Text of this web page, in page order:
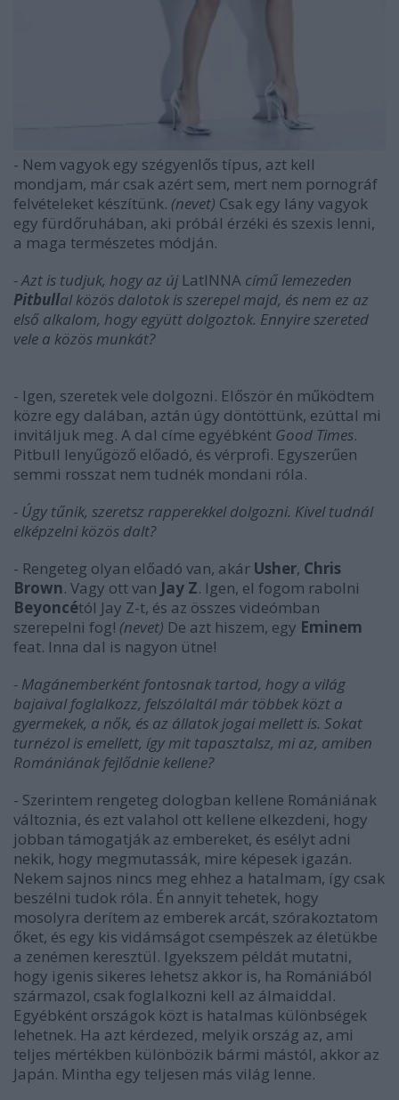
- Nem vagyok egy szégyenlős típus, azt kell
mondjam, már csak azért sem, mert nem pornográf
felvételeket készítünk. (nevet) Csak egy lány vagyok
egy fürdőruhában, aki próbál érzéki és szexis lenni,
a maga természetes módján.
- Azt is tudjuk, hogy az új LatINNA című lemezeden
Pitbullal közös dalotok is szerepel majd, és nem ez az
első alkalom, hogy együtt dolgoztok. Ennyire szereted
vele a közös munkát?
- Igen, szeretek vele dolgozni. Először én működtem
közre egy dalában, aztán úgy döntöttünk, ezúttal mi
invitáljuk meg. A dal címe egyébként Good Times.
Pitbull lenyűgöző előadó, és vérprofi. Egyszerűen
semmi rosszat nem tudnék mondani róla.
- Úgy tűnik, szeretsz rapperekkel dolgozni. Kivel tudnál
elképzelni közös dalt?
- Rengeteg olyan előadó van, akár Usher, Chris
Brown. Vagy ott van Jay Z. Igen, el fogom rabolni
Beyoncétól Jay Z-t, és az összes videómban
szerepelni fog! (nevet) De azt hiszem, egy Eminem
feat. Inna dal is nagyon ütne!
- Magánemberként fontosnak tartod, hogy a világ
bajaival foglalkozz, felszólaltál már többek közt a
gyermekek, a nők, és az állatok jogai mellett is. Sokat
turnézol is emellett, így mit tapasztalsz, mi az, amiben
Romániának fejlődnie kellene?
- Szerintem rengeteg dologban kellene Romániának
változnia, és ezt valahol ott kellene elkezdeni, hogy
jobban támogatják az embereket, és esélyt adni
nekik, hogy megmutassák, mire képesek igazán.
Nekem sajnos nincs meg ehhez a hatalmam, így csak
beszélni tudok róla. Én annyit tehetek, hogy
mosolyra derítem az emberek arcát, szórakoztatom
őket, és egy kis vidámságot csempészek az életükbe
a zenémen keresztül. Igyekszem példát mutatni,
hogy igenis sikeres lehetsz akkor is, ha Romániából
származol, csak foglalkozni kell az álmaiddal.
Egyébként országok közt is hatalmas különbségek
lehetnek. Ha azt kérdezed, melyik ország az, ami
teljes mértékben különbözik bármi mástól, akkor az
Japán. Mintha egy teljesen más világ lenne.